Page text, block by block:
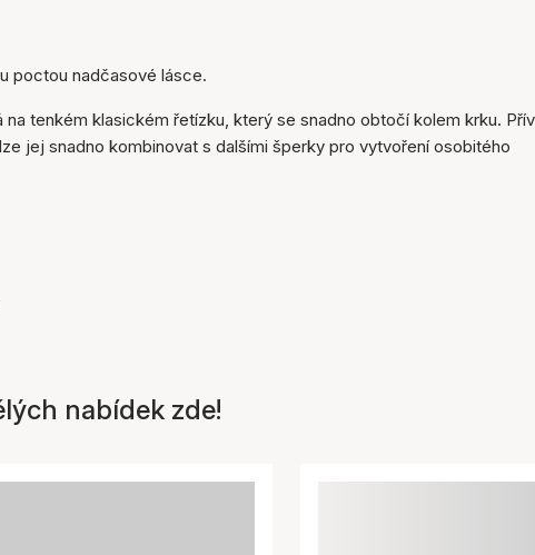
poctou nadčasové lásce.
tenkém klasickém řetízku, který se snadno obtočí kolem krku.
jej snadno kombinovat s dalšími šperky pro vytvoření osobitého
nabídek zde!